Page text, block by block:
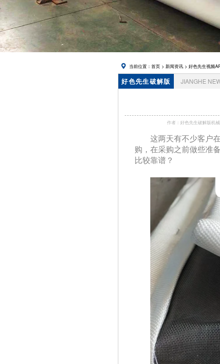
在线下载,
锅炉风帽
当前位置： 首页> 新闻资讯> 好色先生视频
好色先生破解版
JIANGHE
作者：好色先生破解版
这两天有不少客户
购，在采购之前做些准
比较靠谱？